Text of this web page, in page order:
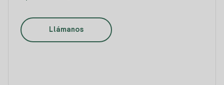
Llámanos